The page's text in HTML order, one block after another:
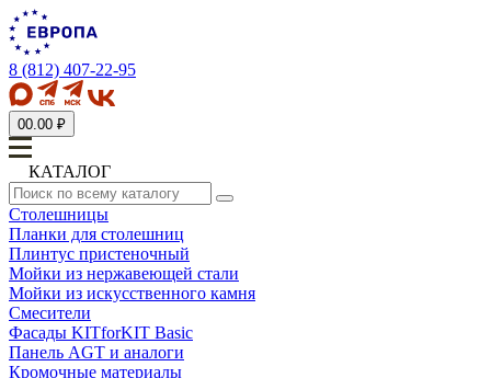
8 (812) 407-22-95
00.00 ₽
КАТАЛОГ
Столешницы
Планки для столешниц
Плинтус пристеночный
Мойки из нержавеющей стали
Мойки из искусственного камня
Смесители
Фасады KITforKIT Basic
Панель AGT и аналоги
Кромочные материалы